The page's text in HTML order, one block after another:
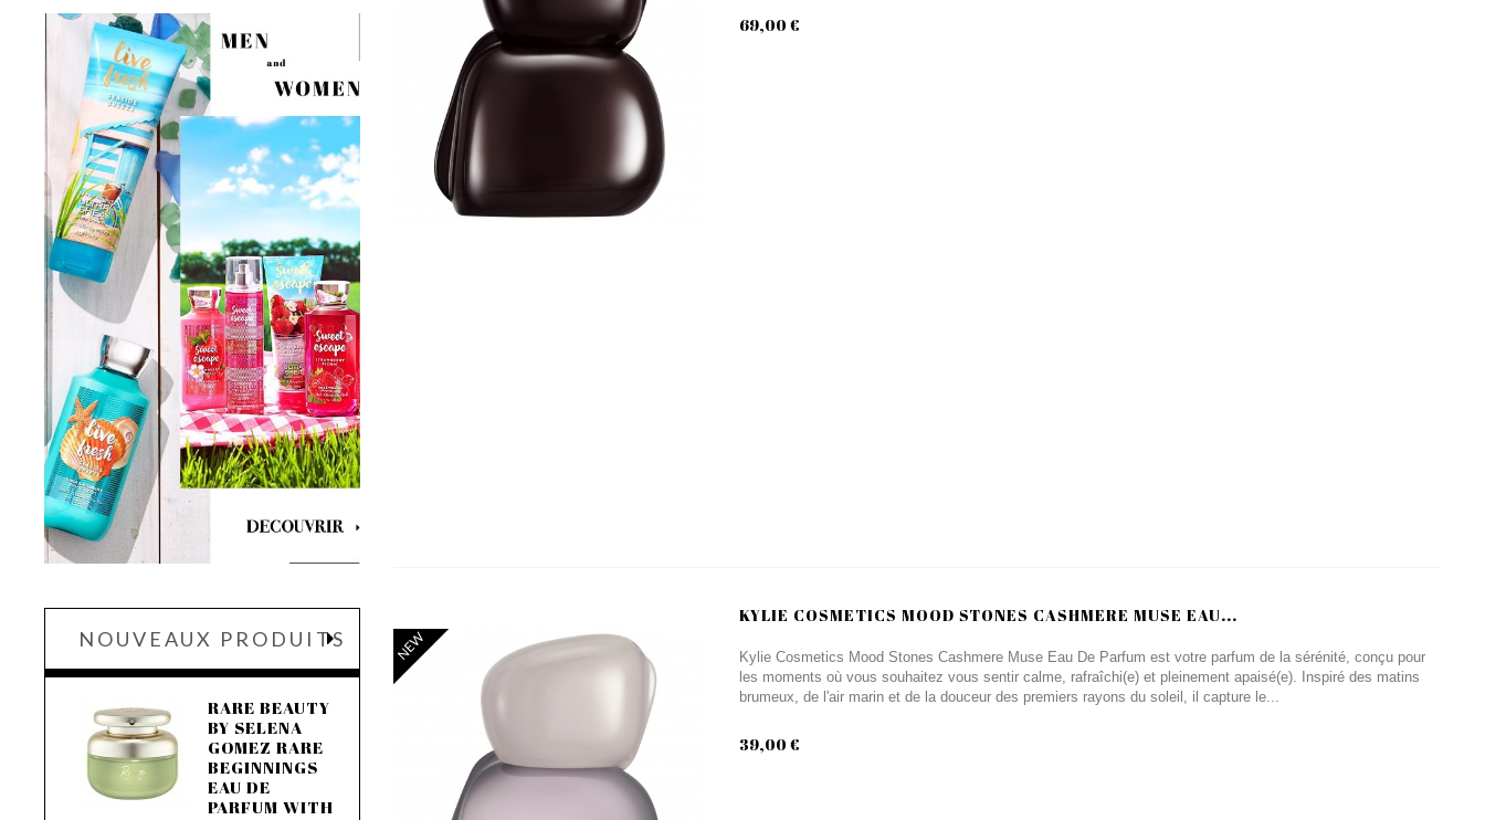
NOUVEAUX PRODUITS
RARE BEAUTY
BY SELENA
GOMEZ RARE
BEGINNINGS
EAU DE
PARFUM WITH
69,00 €
NEW
KYLIE COSMETICS MOOD STONES CASHMERE MUSE EAU...
Kylie Cosmetics Mood Stones Cashmere Muse Eau De Parfum est votre parfum de la sérénité, conçu pour
les moments où vous souhaitez vous sentir calme, rafraîchi(e) et pleinement apaisé(e). Inspiré des matins
brumeux, de l'air marin et de la douceur des premiers rayons du soleil, il capture le...
39,00 €